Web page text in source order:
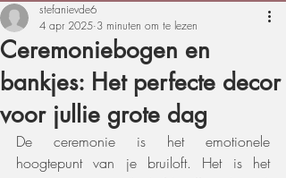
Ceremoniebogen en
bankjes: Het perfecte decor
voor jullie grote dag
stefanievde6
4 apr 2025 3 minuten om te lezen
De ceremonie is het emotionele
hoogtepunt van je bruiloft. Het is het